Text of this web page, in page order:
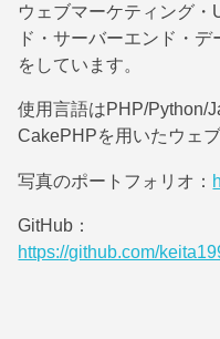
ウェブマーケティング
ド・サーバーエンド・
をしています。
使用言語はPHP/Python/
CakePHPを用いたウェ
写真のポートフォリオ：
GitHub：
https://github.com/